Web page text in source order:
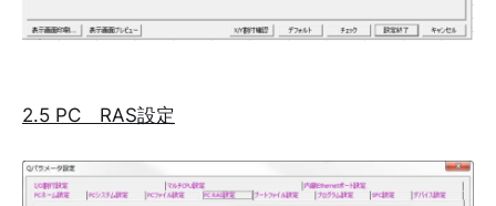
2.5 PC RAS設定